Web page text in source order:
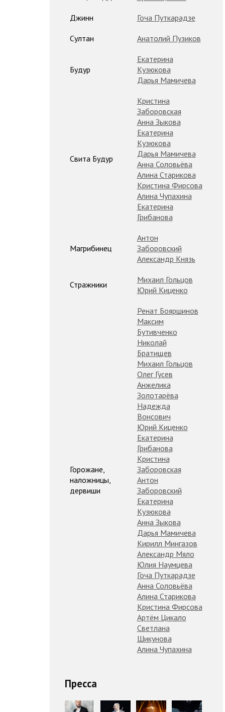
Джинн Гоча Путкарадзе
Султан Анатолий Пузиков
Будур
Екатерина
Кузюкова
Дарья Мамичева
Свита Будур
Кристина
Заборовская
Анна Зыкова
Екатерина
Кузюкова
Дарья Мамичева
Анна Соловьёва
Алина Старикова
Кристина Фирсова
Алина Чупахина
Екатерина
Грибанова
Магрибинец
Антон
Заборовский
Александр Князь
Стражники
Михаил Гольцов
Юрий Киценко
Горожане,
наложницы,
дервиши
Ренат Бояршинов
Максим
Бутивченко
Николай
Братищев
Михаил Гольцов
Олег Гусев
Анжелика
Золотарёва
Надежда
Вонсович
Юрий Киценко
Екатерина
Грибанова
Кристина
Заборовская
Антон
Заборовский
Екатерина
Кузюкова
Анна Зыкова
Дарья Мамичева
Кирилл Мингазов
Александр Мяло
Юлия Наумцева
Гоча Путкарадзе
Анна Соловьёва
Алина Старикова
Кристина Фирсова
Артём Цикало
Светлана
Шикунова
Алина Чупахина
Пресса